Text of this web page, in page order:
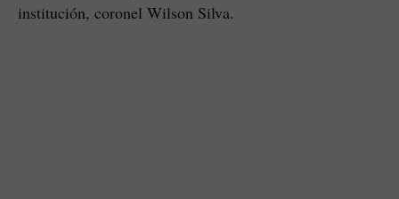
institución, coronel Wilson Silva.